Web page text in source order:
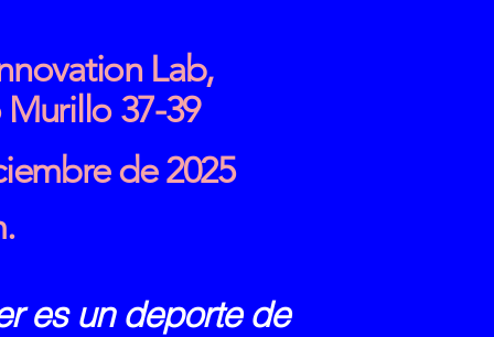
Lab,
37-39
de 2025
es un deporte de